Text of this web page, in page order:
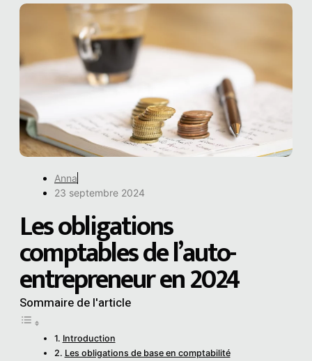
Anna
23 septembre 2024
Les obligations
comptables de l’auto-
entrepreneur en 2024
Sommaire de l'article
Introduction
Les obligations de base en comptabilité